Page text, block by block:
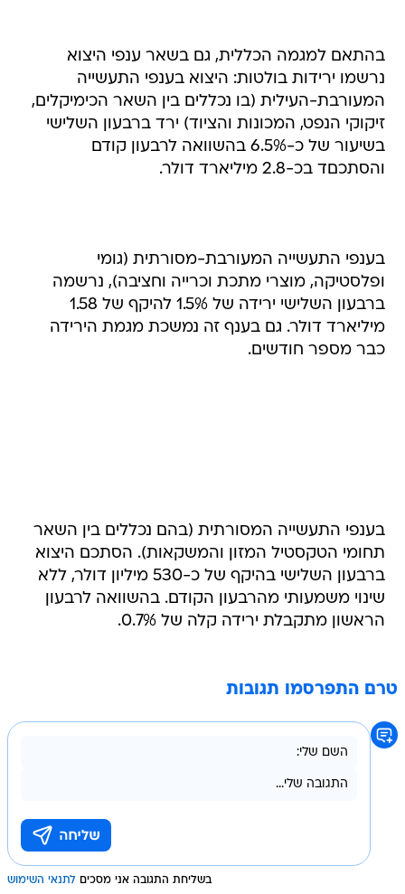
בהתאם למגמה הכללית, גם בשאר ענפי היצוא
נרשמו ירידות בולטות: היצוא בענפי התעשייה
המעורבת-העילית (בו נכללים בין השאר הכימיקלים,
זיקוקי הנפט, המכונות והציוד) ירד ברבעון השלישי
בשיעור של כ-6.5% בהשוואה לרבעון קודם
והסתכםד בכ-2.8 מיליארד דולר.
בענפי התעשייה המעורבת-מסורתית (גומי
ופלסטיקה, מוצרי מתכת וכרייה וחציבה), נרשמה
ברבעון השלישי ירידה של 1.5% להיקף של 1.58
מיליארד דולר. גם בענף זה נמשכת מגמת הירידה
כבר מספר חודשים.
בענפי התעשייה המסורתית (בהם נכללים בין השאר
תחומי הטקסטיל המזון והמשקאות). הסתכם היצוא
ברבעון השלישי בהיקף של כ-530 מיליון דולר, ללא
שינוי משמעותי מהרבעון הקודם. בהשוואה לרבעון
הראשון מתקבלת ירידה קלה של 0.7%.
טרם התפרסמו תגובות
בשליחת התגובה אני מסכים לתנאי השימוש